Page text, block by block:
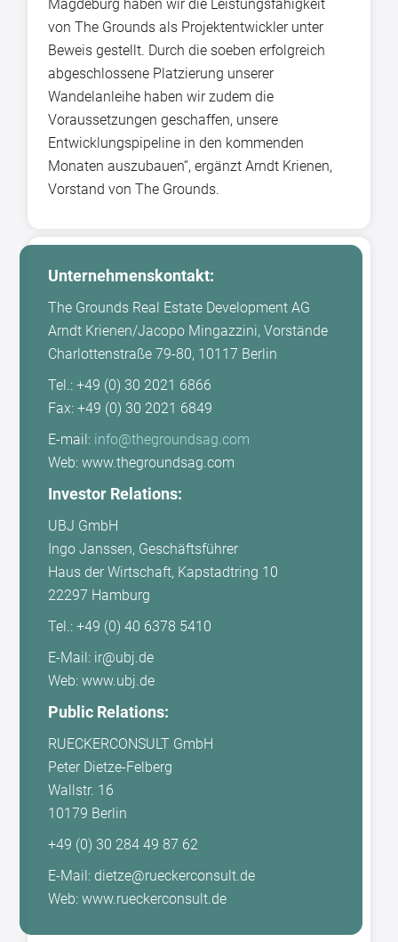
Magdeburg haben wir die Leistungsfähigkeit
von The Grounds als Projektentwickler unter
Beweis gestellt. Durch die soeben erfolgreich
abgeschlossene Platzierung unserer
Wandelanleihe haben wir zudem die
Voraussetzungen geschaffen, unsere
Entwicklungspipeline in den kommenden
Monaten auszubauen“, ergänzt Arndt Krienen,
Vorstand von The Grounds.
Unternehmenskontakt:
The Grounds Real Estate Development AG
Arndt Krienen/Jacopo Mingazzini, Vorstände
Charlottenstraße 79-80, 10117 Berlin
Tel.: +49 (0) 30 2021 6866
Fax: +49 (0) 30 2021 6849
E-mail: info@thegroundsag.com
Web: www.thegroundsag.com
Investor Relations:
UBJ GmbH
Ingo Janssen, Geschäftsführer
Haus der Wirtschaft, Kapstadtring 10
22297 Hamburg
Tel.: +49 (0) 40 6378 5410
E-Mail: ir@ubj.de
Web: www.ubj.de
Public Relations:
RUECKERCONSULT GmbH
Peter Dietze-Felberg
Wallstr. 16
10179 Berlin
+49 (0) 30 284 49 87 62
E-Mail: dietze@rueckerconsult.de
Web: www.rueckerconsult.de